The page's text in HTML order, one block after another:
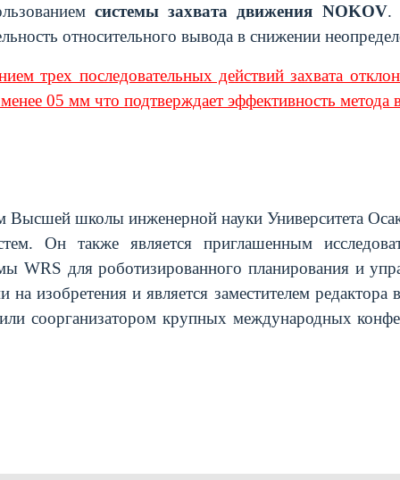
системы захвата движения NOKOV.
относительного вывода в снижении
трех последовательных действий захвата
05 мм что подтверждает эффективность метода
школы инженерной науки Университета
Он также является приглашенным
WRS для роботизированного планирования и
изобретения и является заместителем
соорганизатором крупных международных